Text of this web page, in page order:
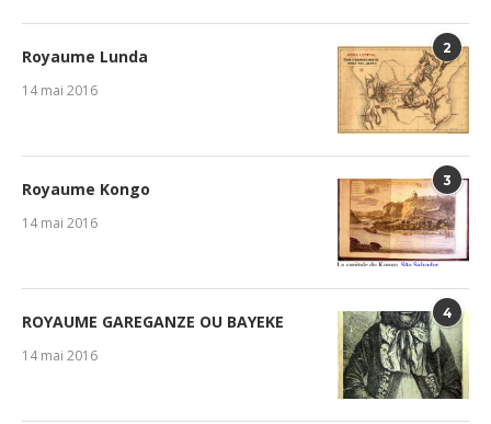
2
Royaume Lunda
14 mai 2016
3
Royaume Kongo
14 mai 2016
4
ROYAUME GAREGANZE OU BAYEKE
14 mai 2016